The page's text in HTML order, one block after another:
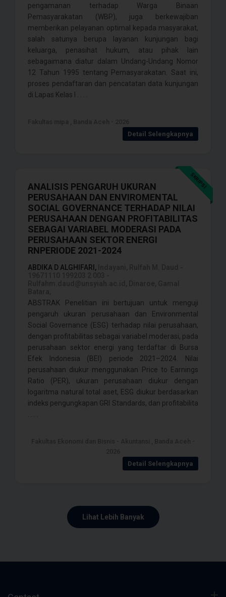
pengamanan terhadap Warga Binaan
Pemasyarakatan (WBP), juga berkewajiban
memberikan pelayanan optimal kepada masyarakat,
salah satunya berupa layanan kunjungan bagi
keluarga, penasihat hukum, atau pihak lain
sebagaimana diatur dalam Undang-Undang Nomor
12 Tahun 1995 tentang Pemasyarakatan. Saat ini,
proses pendaftaran dan pencatatan data kunjungan
di Lapas Kelas I . . . .
Detail Selengkapnya
SKRIPSI
ANALISIS PENGARUH UKURAN
PERUSAHAAN DAN ENVIROMENTAL
SOCIAL GOVERNANCE TERHADAP NILAI
PERUSAHAAN DENGAN PROFITABILITAS
SEBAGAI VARIABEL MODERASI PADA
PERUSAHAAN SEKTOR ENERGI
RNPERIODE 2021-2024
ABDIKA D ALGHIFARI,
ABSTRAK Penelitian ini bertujuan untuk menguji
pengaruh ukuran perusahaan dan Environmental
Social Governance (ESG) terhadap nilai perusahaan,
dengan profitabilitas sebagai variabel moderasi, pada
perusahaan sektor energi yang terdaftar di Bursa
Efek Indonesia (BEI) periode 2021–2024. Nilai
perusahaan diukur menggunakan Price to Earnings
Ratio (PER), ukuran perusahaan diukur dengan
logaritma natural total aset, ESG diukur berdasarkan
indeks pengungkapan GRI Standards, dan profitabilita
Detail Selengkapnya
Lihat Lebih Banyak